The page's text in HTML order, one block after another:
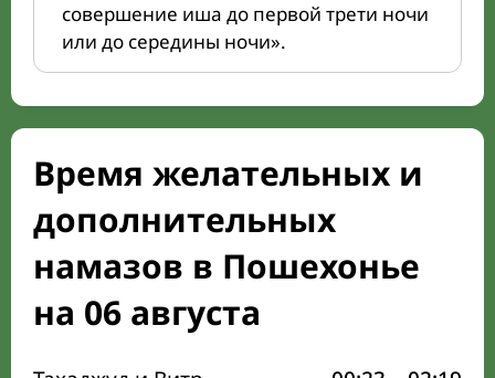
совершение иша до первой трети ночи
или до середины ночи».
Время желательных и
дополнительных
намазов в Пошехонье
на 06 августа